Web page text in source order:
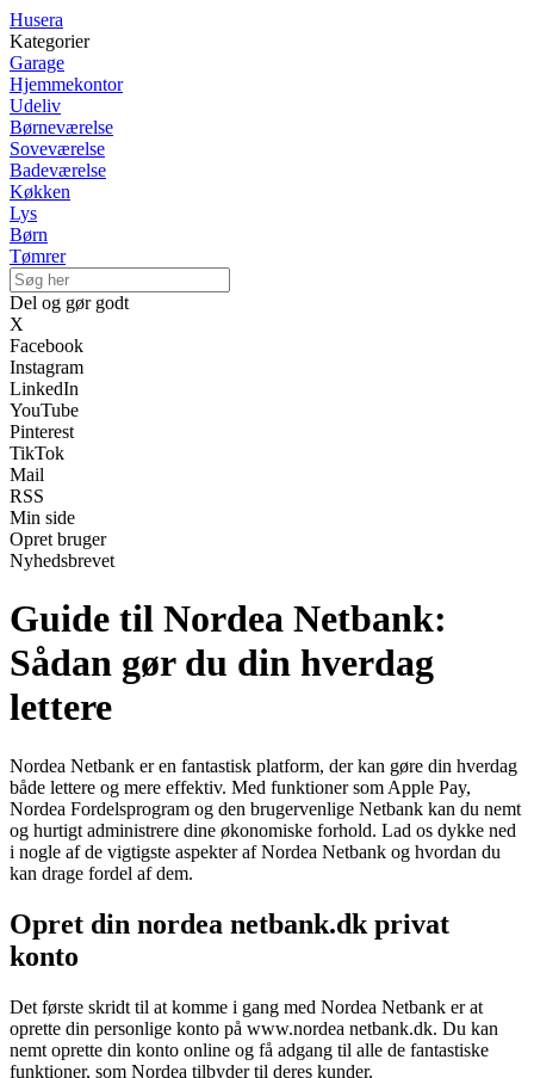
Husera
Kategorier
Garage
Hjemmekontor
Udeliv
Børneværelse
Soveværelse
Badeværelse
Køkken
Lys
Børn
Tømrer
Del og gør godt
X
Facebook
Instagram
LinkedIn
YouTube
Pinterest
TikTok
Mail
RSS
Min side
Opret bruger
Nyhedsbrevet
Guide til Nordea Netbank:
Sådan gør du din hverdag
lettere
Nordea Netbank er en fantastisk platform, der kan gøre din hverdag
både lettere og mere effektiv. Med funktioner som Apple Pay,
Nordea Fordelsprogram og den brugervenlige Netbank kan du nemt
og hurtigt administrere dine økonomiske forhold. Lad os dykke ned
i nogle af de vigtigste aspekter af Nordea Netbank og hvordan du
kan drage fordel af dem.
Opret din nordea netbank.dk privat
konto
Det første skridt til at komme i gang med Nordea Netbank er at
oprette din personlige konto på www.nordea netbank.dk. Du kan
nemt oprette din konto online og få adgang til alle de fantastiske
funktioner, som Nordea tilbyder til deres kunder.